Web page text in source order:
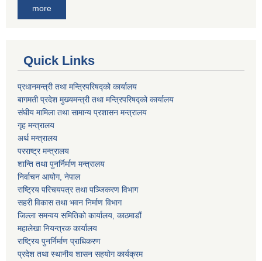
more
Quick Links
प्रधानमन्त्री तथा मन्त्रिपरिषद्को कार्यालय
बागमती प्रदेश मुख्यमन्त्री तथा मन्त्रिपरिषद्को कार्यालय
संघीय मामिला तथा सामान्य प्रशासन मन्त्रालय
गृह मन्त्रालय
अर्थ मन्त्रालय
परराष्ट्र मन्त्रालय
शान्ति तथा पुनर्निर्माण मन्त्रालय
निर्वाचन आयोग, नेपाल
राष्ट्रिय परिचयपत्र तथा पञ्जिकरण विभाग
सहरी विकास तथा भवन निर्माण विभाग
जिल्ला समन्वय समितिको कार्यालय, काठमाडौं
महालेखा नियन्त्रक कार्यालय
राष्ट्रिय पुनर्निर्माण प्राधिकरण
प्रदेश तथा स्थानीय शासन सहयोग कार्यक्रम